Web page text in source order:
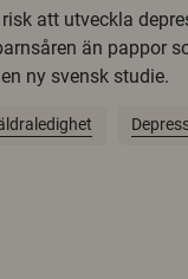
att utveckla
än pappor
ny svensk studie.